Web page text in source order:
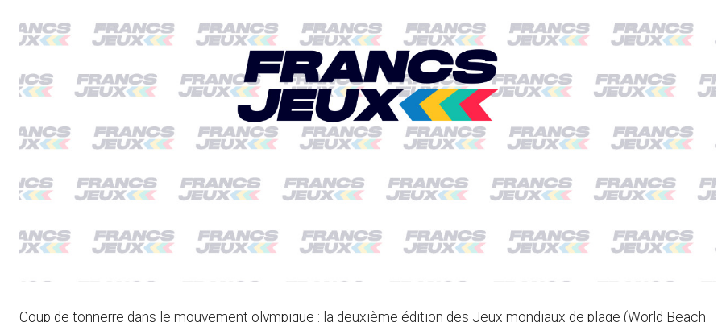
Coup de tonnerre dans le mouvement olympique : la deuxième édition des Jeux mondiaux de plage (World Beach